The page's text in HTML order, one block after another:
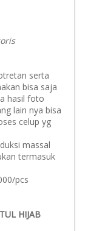
serta
bisa saja
hasil foto
lain nya bisa
celup yg
massal
termasuk
pcs
HIJAB